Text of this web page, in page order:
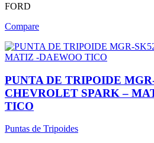
FORD
Compare
PUNTA DE TRIPOIDE
CHEVROLET SPARK –
TICO
Puntas de Tripoides